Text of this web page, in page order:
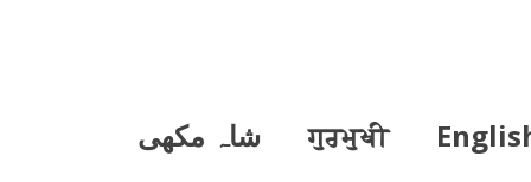
ਗੁਰਮੁਖੀ شاہ مکھی